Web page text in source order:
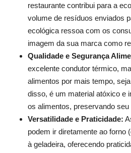
restaurante contribui para a
volume de resíduos enviados
ecológica ressoa com os
imagem da sua marca como
Qualidade e Segurança
excelente condutor térmico,
alimentos por mais tempo,
disso, é um material atóxico e
os alimentos, preservando
Versatilidade e Praticidade:
podem ir diretamente ao forno
à geladeira, oferecendo